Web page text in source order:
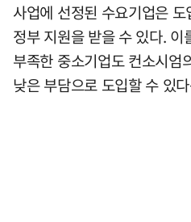
사업에 선정된 수요기업은
정부 지원을 받을 수 있다. 이
부족한 중소기업도 컨소시엄
낮은 부담으로 도입할 수 있